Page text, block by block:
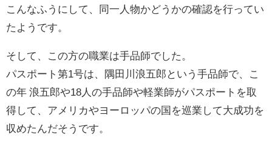
こんなふうにして、同一人物かどうかの確認を行ってい
たようです。
そして、この方の職業は手品師でした。
パスポート第1号は、隅田川浪五郎という手品師で、こ
の年 浪五郎や18人の手品師や軽業師がパスポートを取
得して、アメリカやヨーロッパの国を巡業して大成功を
収めたんだそうです。